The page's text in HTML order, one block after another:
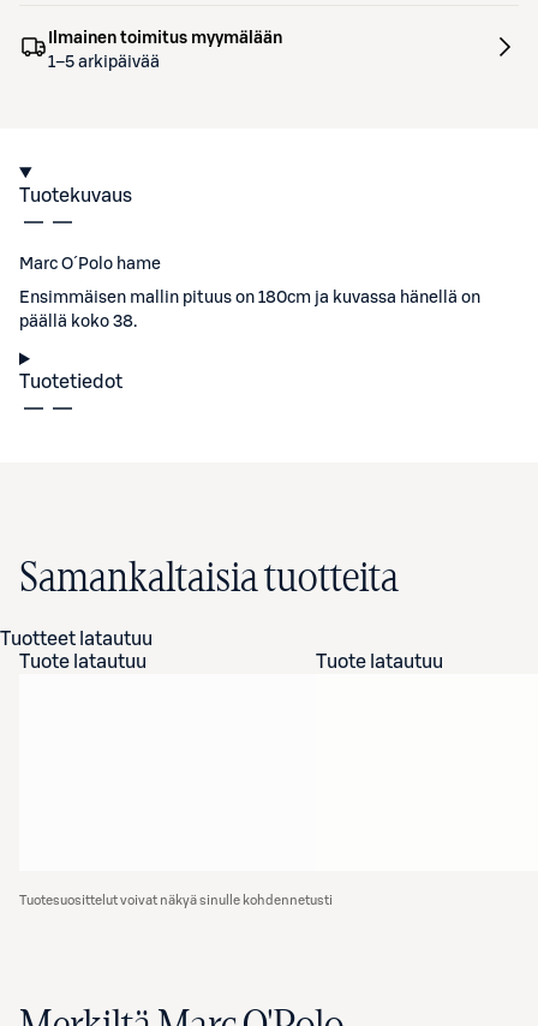
Ilmainen toimitus myymälään
1–5 arkipäivää
Tuotekuvaus
Marc O´Polo hame
Ensimmäisen mallin pituus on 180cm ja kuvassa hänellä on
päällä koko 38.
Tuotetiedot
Samankaltaisia tuotteita
Tuotteet latautuu
Tuote latautuu
Tuote latautuu
Tuotesuosittelut voivat näkyä sinulle kohdennetusti